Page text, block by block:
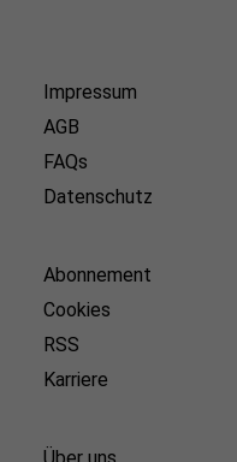
Impressum
AGB
FAQs
Datenschutz
Abonnement
Cookies
RSS
Karriere